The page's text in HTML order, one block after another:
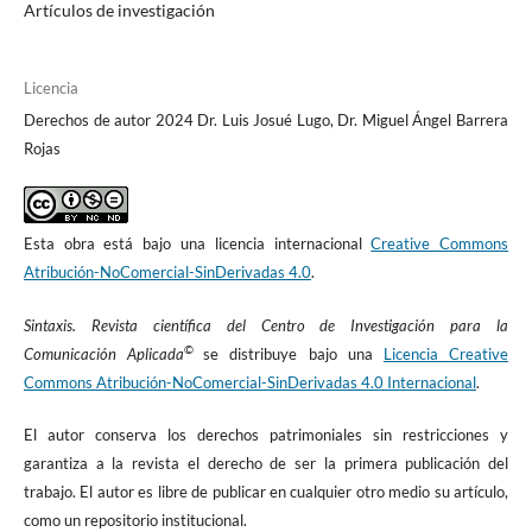
problema-y-por-
que/#:~:text=Seg%C3%BAn%20datos%20de%20la%20Uni%C3%
B3n,baja%20y%20media%20en%202020
Candon Mena, J. (2013). Toma la Calle, Toma las Redes: El
movimiento 15 M en Internet. España: Atrapasueños.
https://www.redalyc.org/articulo.oa?id=68730969006
cultura. Alianza Editorial.https://cpalazzo.wordpress.com/wp-
content/uploads/2011/02/manuel_castells-
_la_era_de_la_informacion.pdf
Correa, L. (2012). La concepción del valor en las tesis del
capitalismo cognitivo. Bases teóricas y aspectos neoclásicos.
Buenos Aires.
Artículos de investigación
Licencia
Derechos de autor 2024 Dr. Luis Josué Lugo, Dr. Miguel Ángel Barrera
Rojas
Esta obra está bajo una licencia internacionalCreative Commons
Atribución-NoComercial-SinDerivadas 4.0.
Sintaxis. Revista científica del Centro de Investigación para la
Comunicación Aplicada© se distribuye bajo una Licencia Creative
Commons Atribución-NoComercial-SinDerivadas 4.0 Internacional.
El autor conserva los derechos patrimoniales sin restricciones y
garantiza a la revista el derecho de ser la primera publicación del
trabajo. El autor es libre de publicar en cualquier otro medio su artículo,
como un repositorio institucional.